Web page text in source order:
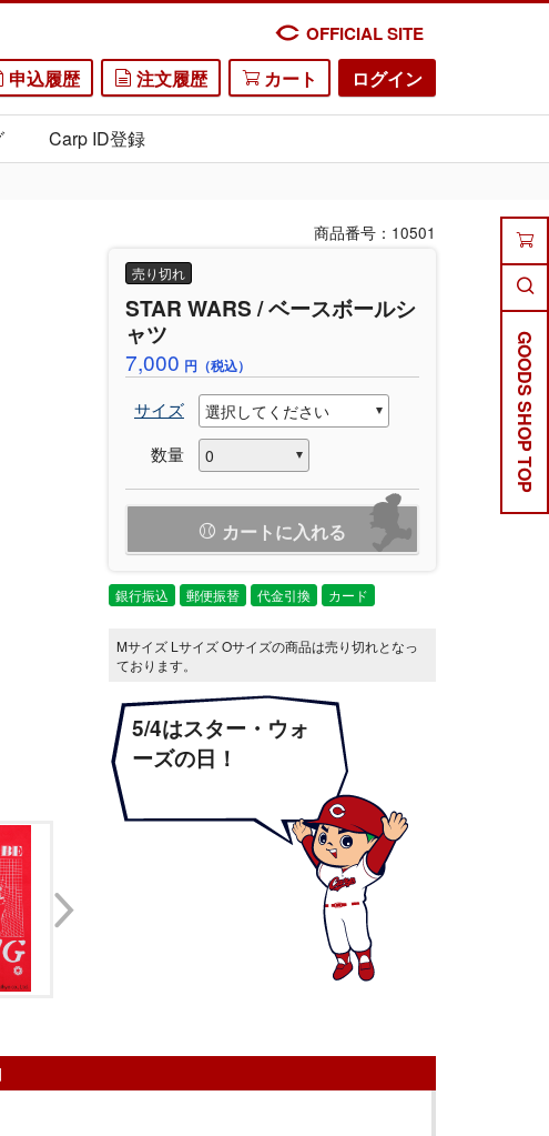
OFFICIAL SITE
申込履歴 注文履歴 カート ログイン
Carp ID登録
GOODS SHOP TOP
商品番号：10501
売り切れ
STAR WARS / ベースボールシ
ャツ
7,000 円（税込）
サイズ
数量
カートに入れる
銀行振込 郵便振替 代金引換 カード
Mサイズ Lサイズ Oサイズの商品は売り切れとなっ
ております。
5/4はスター・ウォ
ーズの日！